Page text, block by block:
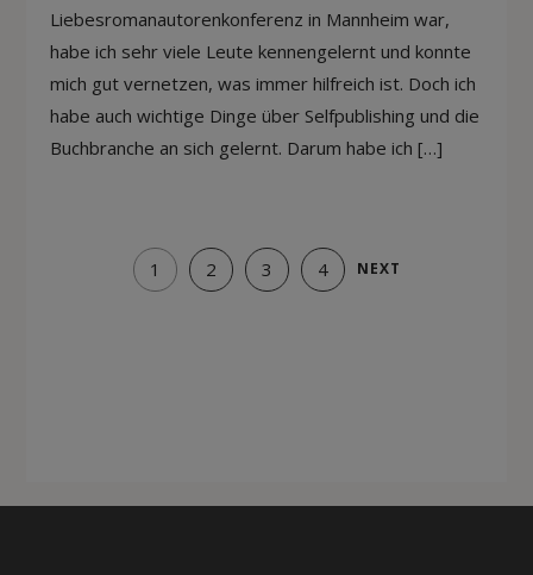
Liebesromanautorenkonferenz in Mannheim war,
habe ich sehr viele Leute kennengelernt und konnte
mich gut vernetzen, was immer hilfreich ist. Doch ich
habe auch wichtige Dinge über Selfpublishing und die
Buchbranche an sich gelernt. Darum habe ich […]
1 2 3 4 NEXT